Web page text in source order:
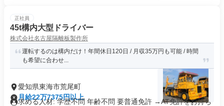
正社員
45t構内大型ドライバー
株式会社名古屋隔離板製作所
運転するのは構内だけ！年間休日120日 / 月収35万円も可能 / 時間
も希望に合わせ...
愛知県東海市荒尾町
月給22万7375円以上
求める人材: 学歴不問 年齢不問 要普通免許 →AT免許をお持ち